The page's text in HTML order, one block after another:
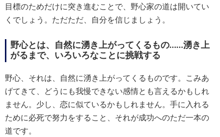
目標のためだけに突き進むことで、野心家の道は開いてい
くでしょう。ただただ、自分を信じましょう。
野心とは、自然に湧き上がってくるもの……湧き上
がるまで、いろいろなことに挑戦する
野心、それは、自然に湧き上がってくるものです。こみあ
げてきて、どうにも我慢できない感情とも言えるかもしれ
ません。少し、恋に似ているかもしれません。手に入れる
ために必死で努力をすること、それが成功へのただ一本の
道です。